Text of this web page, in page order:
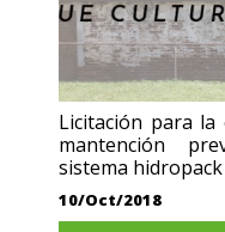
Licitación para la
mantención
sistema hidropack
10/Oct/2018